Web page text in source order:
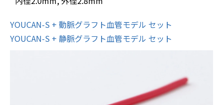
YOUCAN-S + 動脈グラフト血管モデル セット
YOUCAN-S + 静脈グラフト血管モデル セット